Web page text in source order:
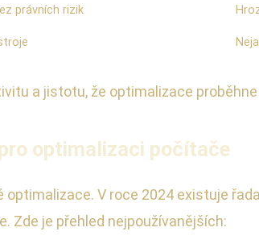
právních rizik
a jistotu, že optimalizace
optimalizaci počítače
V roce 2024 existuje
Zde je přehled nejpoužívanějších: